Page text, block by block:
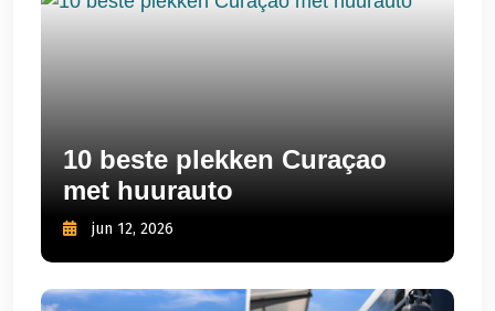
10 beste plekken Curaçao
met huurauto
jun 12, 2026